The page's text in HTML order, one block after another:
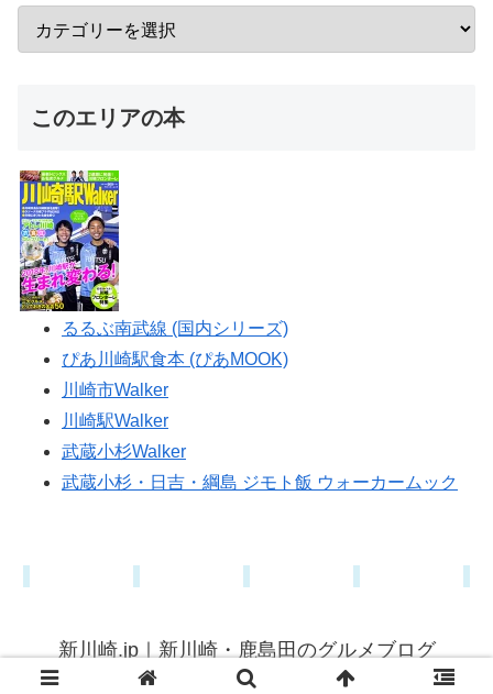
このエリアの本
るるぶ南武線 (国内シリーズ)
ぴあ川崎駅食本 (ぴあMOOK)
川崎市Walker
川崎駅Walker
武蔵小杉Walker
武蔵小杉・日吉・綱島 ジモト飯 ウォーカームック
新川崎.jp｜新川崎・鹿島田のグルメブログ
© 2015 新川崎.jp｜新川崎・鹿島田のグルメブログ.